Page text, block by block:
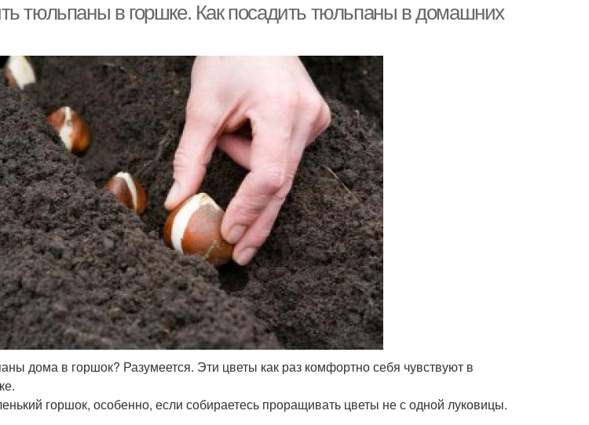
тюльпаны в горшке. Как посадить тюльпаны в домашних
дома в горшок? Разумеется. Эти цветы как раз комфортно себя чувствуют в
горшок, особенно, если собираетесь проращивать цветы не с одной луковицы.